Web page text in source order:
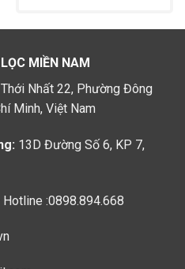
MIỀN NAM
Nhất 22, Phường Đông
Minh, Việt Nam
13D Đường Số 6, KP 7,
:0898.894.668